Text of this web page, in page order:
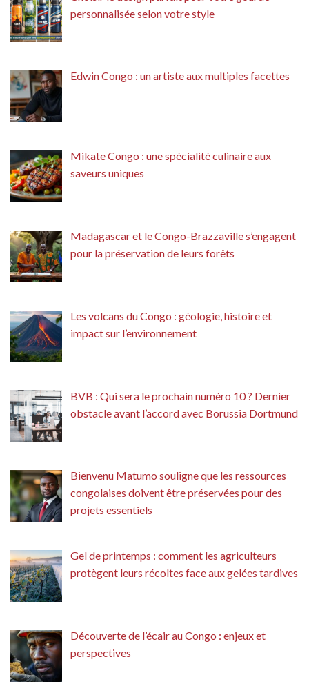
personnalisée selon votre style
Edwin Congo : un artiste aux multiples facettes
Mikate Congo : une spécialité culinaire aux
saveurs uniques
Madagascar et le Congo-Brazzaville s’engagent
pour la préservation de leurs forêts
Les volcans du Congo : géologie, histoire et
impact sur l’environnement
BVB : Qui sera le prochain numéro 10 ? Dernier
obstacle avant l’accord avec Borussia Dortmund
Bienvenu Matumo souligne que les ressources
congolaises doivent être préservées pour des
projets essentiels
Gel de printemps : comment les agriculteurs
protègent leurs récoltes face aux gelées tardives
Découverte de l’écair au Congo : enjeux et
perspectives